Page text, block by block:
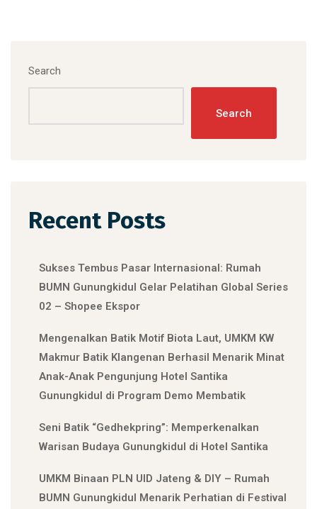
Search
Search
Recent Posts
Sukses Tembus Pasar Internasional: Rumah
BUMN Gunungkidul Gelar Pelatihan Global Series
02 – Shopee Ekspor
Mengenalkan Batik Motif Biota Laut, UMKM KW
Makmur Batik Klangenan Berhasil Menarik Minat
Anak-Anak Pengunjung Hotel Santika
Gunungkidul di Program Demo Membatik
Seni Batik “Gedhekpring”: Memperkenalkan
Warisan Budaya Gunungkidul di Hotel Santika
UMKM Binaan PLN UID Jateng & DIY – Rumah
BUMN Gunungkidul Menarik Perhatian di Festival